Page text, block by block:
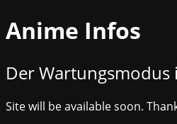
Anime Infos
Der Wartungsmodus
Site will be available soon.